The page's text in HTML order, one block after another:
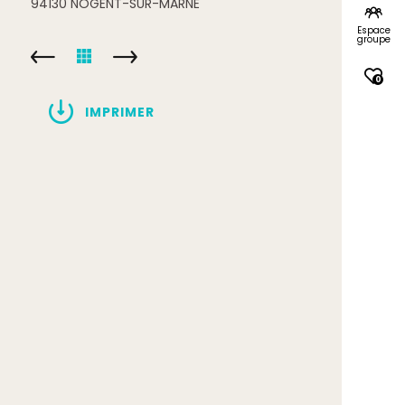
Espace
groupe
0
94130 NOGENT-SUR-MARNE
IMPRIMER